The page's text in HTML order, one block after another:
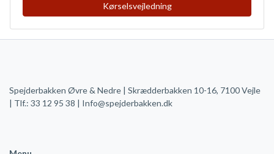
Kørselsvejledning
Spejderbakken Øvre & Nedre | Skrædderbakken 10-16, 7100 Vejle
| Tlf.: 33 12 95 38 | Info@spejderbakken.dk